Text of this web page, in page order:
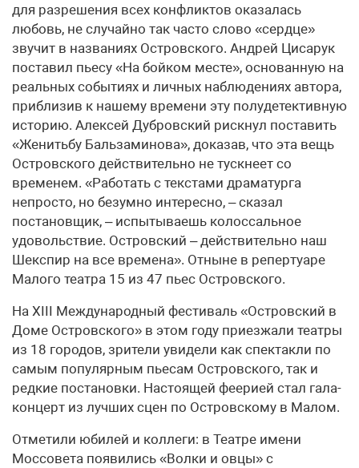
для разрешения всех конфликтов оказалась
любовь, не случайно так часто слово «сердце»
звучит в названиях Островского. Андрей Цисарук
поставил пьесу «На бойком месте», основанную на
реальных событиях и личных наблюдениях автора,
приблизив к нашему времени эту полудетективную
историю. Алексей Дубровский рискнул поставить
«Женитьбу Бальзаминова», доказав, что эта вещь
Островского действительно не тускнеет со
временем. «Работать с текстами драматурга
непросто, но безумно интересно, – сказал
постановщик, – испытываешь колоссальное
удовольствие. Островский – действительно наш
Шекспир на все времена». Отныне в репертуаре
Малого театра 15 из 47 пьес Островского.
На XIII Международный фестиваль «Островский в
Доме Островского» в этом году приезжали театры
из 18 городов, зрители увидели как спектакли по
самым популярным пьесам Островского, так и
редкие постановки. Настоящей феерией стал гала-
концерт из лучших сцен по Островскому в Малом.
Отметили юбилей и коллеги: в Театре имени
Моссовета появились «Волки и овцы» с